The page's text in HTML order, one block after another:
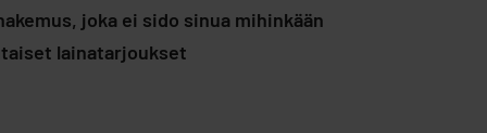
joka ei sido sinua mihinkään
lainatarjoukset